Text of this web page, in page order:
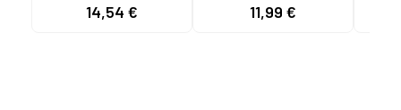
BEACHWALKER NVB
14,54 € 11,99 €